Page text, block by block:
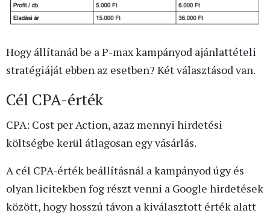
Hogy állítanád be a P-max kampányod ajánlattételi
stratégiáját ebben az esetben? Két választásod van.
Cél CPA-érték
CPA: Cost per Action, azaz mennyi hirdetési
költségbe kerül átlagosan egy vásárlás.
A cél CPA-érték beállításnál a kampányod úgy és
olyan licitekben fog részt venni a Google hirdetések
között, hogy hosszú távon a kiválasztott érték alatt